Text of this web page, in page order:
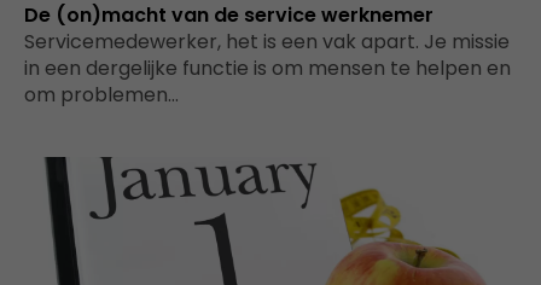
De (on)macht van de service werknemer
Servicemedewerker, het is een vak apart. Je missie
in een dergelijke functie is om mensen te helpen en
om problemen…